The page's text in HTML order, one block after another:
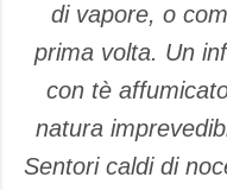
di vapore, o
prima volta. Un
con tè
natura
Sentori caldi di